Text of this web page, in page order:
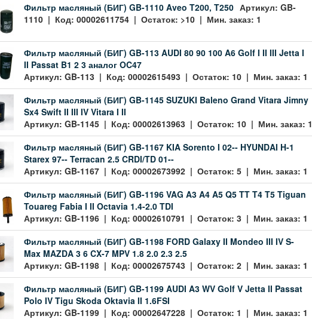
Фильтр масляный (БИГ) GB-1110 Aveo T200, T250 Артикул: GB-
1110 | Код: 00002611754 | Остаток: >10 | Мин. заказ: 1
Фильтр масляный (БИГ) GB-113 AUDI 80 90 100 A6 Golf I II III Jetta I
II Passat B1 2 3 аналог OC47
Артикул: GB-113 | Код: 00002615493 | Остаток: 10 | Мин. заказ: 1
Фильтр масляный (БИГ) GB-1145 SUZUKI Baleno Grand Vitara Jimny
Sx4 Swift II III IV Vitara I II
Артикул: GB-1145 | Код: 00002613963 | Остаток: 10 | Мин. заказ: 1
Фильтр масляный (БИГ) GB-1167 KIA Sorento I 02-- HYUNDAI H-1
Starex 97-- Terracan 2.5 CRDI/TD 01--
Артикул: GB-1167 | Код: 00002673992 | Остаток: 5 | Мин. заказ: 1
Фильтр масляный (БИГ) GB-1196 VAG A3 A4 A5 Q5 TT T4 T5 Tiguan
Touareg Fabia I II Octavia 1.4-2.0 TDI
Артикул: GB-1196 | Код: 00002610791 | Остаток: 3 | Мин. заказ: 1
Фильтр масляный (БИГ) GB-1198 FORD Galaxy II Mondeo III IV S-
Max MAZDA 3 6 CX-7 MPV 1.8 2.0 2.3 2.5
Артикул: GB-1198 | Код: 00002675743 | Остаток: 2 | Мин. заказ: 1
Фильтр масляный (БИГ) GB-1199 AUDI A3 WV Golf V Jetta II Passat
Polo IV Tigu Skoda Oktavia II 1.6FSI
Артикул: GB-1199 | Код: 00002647228 | Остаток: 1 | Мин. заказ: 1